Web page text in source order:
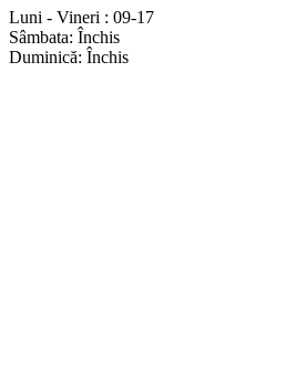
Luni - Vineri : 09-17
Sâmbata: Închis
Duminică: Închis